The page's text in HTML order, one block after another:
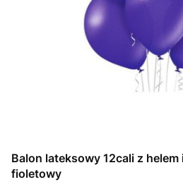
Balon lateksowy 12cali z helem
fioletowy